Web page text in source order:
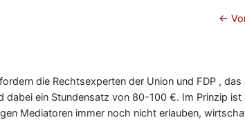
←
die Rechtsexperten der Union und FDP , das
ein Stundensatz von 80-100 €. Im Prinzip ist
Mediatoren immer noch nicht erlauben,